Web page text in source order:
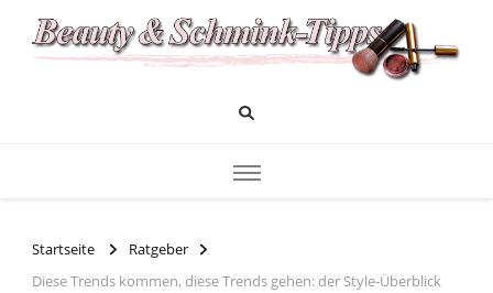
Beauty und Schminktipps
Startseite
Ratgeber
Diese Trends kommen, diese Trends gehen: der Style-Überblick